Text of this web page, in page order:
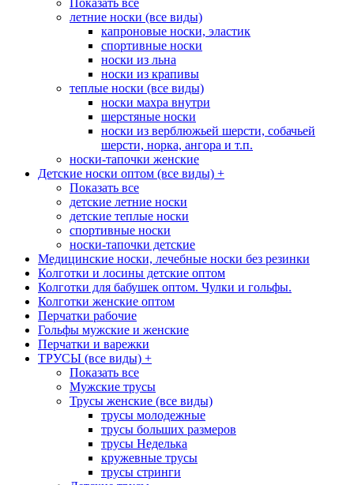
летние носки (все виды)
капроновые носки, эластик
спортивные носки
носки из льна
носки из крапивы
теплые носки (все виды)
носки махра внутри
шерстяные носки
носки из верблюжьей шерсти, собачьей
шерсти, норка, ангора и т.п.
носки-тапочки женские
Детские носки оптом (все виды) +
Показать все
детские летние носки
детские теплые носки
спортивные носки
носки-тапочки детские
Медицинские носки, лечебные носки без резинки
Колготки и лосины детские оптом
Колготки для бабушек оптом. Чулки и гольфы.
Колготки женские оптом
Перчатки рабочие
Гольфы мужские и женские
Перчатки и варежки
ТРУСЫ (все виды) +
Показать все
Мужские трусы
Трусы женские (все виды)
трусы молодежные
трусы больших размеров
трусы Неделька
кружевные трусы
трусы стринги